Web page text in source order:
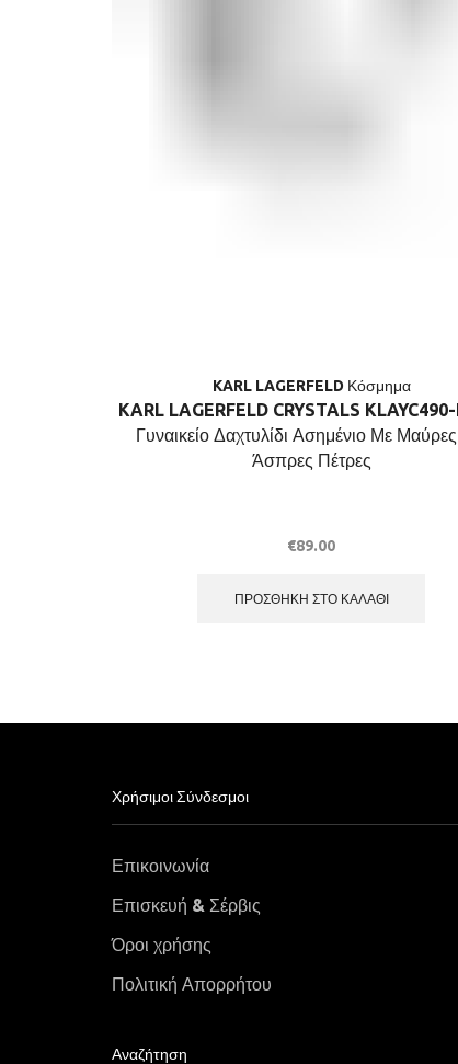
KARL LAGERFELD Κόσμημα
KARL LAGERFELD CRYSTALS
Γυναικείο Δαχτυλίδι Ασημένιο Με
Άσπρες Πέτρες
€89.00
ΠΡΟΣΘΉΚΗ ΣΤΟ ΚΑΛΆΘΙ
Χρήσιμοι Σύνδεσμοι
Επικοινωνία
Επισκευή & Σέρβις
Όροι χρήσης
Πολιτική Απορρήτου
Αναζήτηση